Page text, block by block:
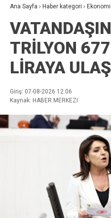
Ana Sayfa › Haber kategori › Ekonomi
TRİLYON
LİRAYA
Giriş: 07-08-2026 12:06
Kaynak: HABER MERKEZI